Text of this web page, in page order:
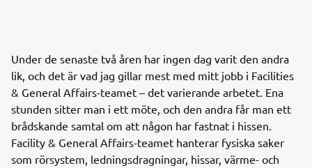
Under de senaste två åren har ingen dag varit den andra
lik, och det är vad jag gillar mest med mitt jobb i Facilities
& General Affairs-teamet – det varierande arbetet. Ena
stunden sitter man i ett möte, och den andra får man ett
brådskande samtal om att någon har fastnat i hissen.
Facility & General Affairs-teamet hanterar fysiska saker
som rörsystem, ledningsdragningar, hissar, värme- och